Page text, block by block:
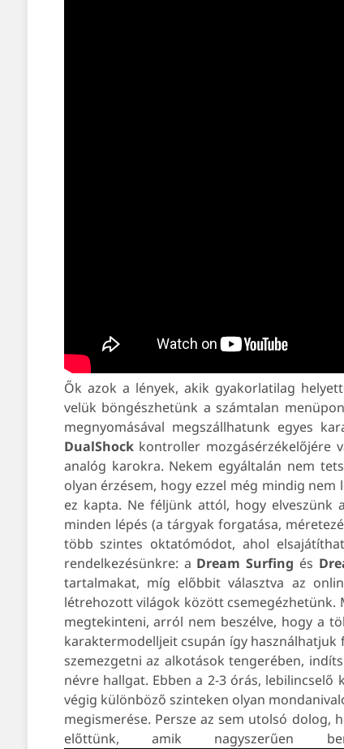
Ők azok a lények, akik gyakorlatilag
velük böngészhetünk a számtalan
megnyomásával megszállhatunk egyes
DualShockkontroller mozgásérzékelőjére
analóg karokra. Nekem egyáltalán nem
olyan érzésem, hogy ezzel még mindig
ez kapta. Ne féljünk attól, hogy elveszünk a
minden lépés (a tárgyak forgatása,
több szintes oktatómódot, ahol
rendelkezésünkre: a Dream Surfing és
tartalmakat, míg előbbit választva az
létrehozott világok között
megtekinteni, arról nem beszélve, hogy a
karaktermodelljeit csupán így
szemezgetni az alkotások tengerében,
névre hallgat. Ebben a 2-3 órás, lebilincselő
végig különböző szinteken olyan
megismerése. Persze az sem utolsó dolog,
előttünk, amik nagyszerűen